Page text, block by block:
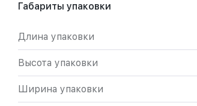
Габариты упаковки
Длина упаковки
Высота упаковки
Ширина упаковки